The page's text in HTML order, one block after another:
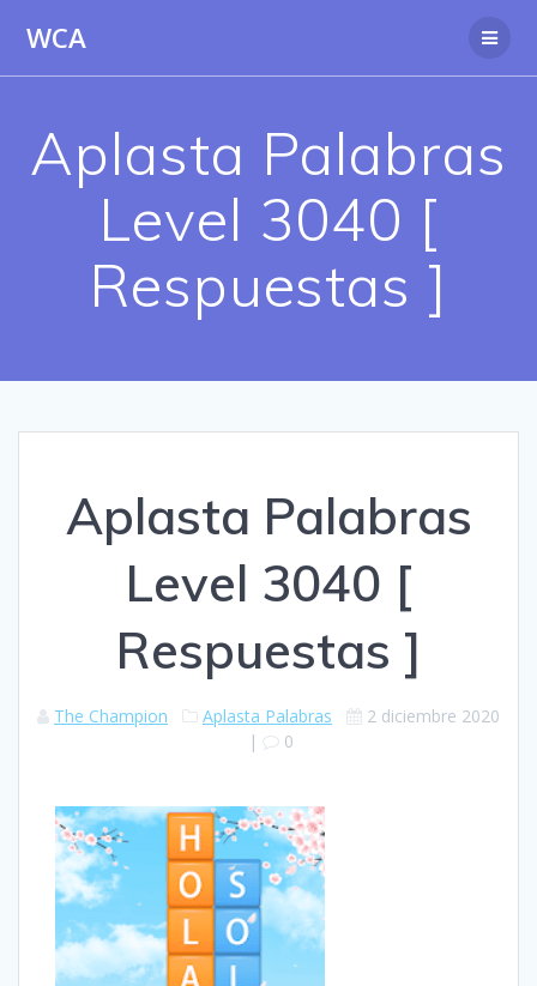
WCA
Aplasta Palabras
Level 3040 [
Respuestas ]
Aplasta Palabras
Level 3040 [
Respuestas ]
The Champion Aplasta Palabras
2 diciembre 2020
|
0